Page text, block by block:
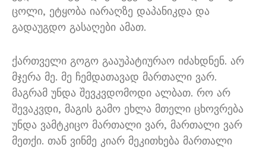
ცოლი, ეტყობა იარაღზე დაპანიკდა და
გადაუგდო გასაღები ამათ.
ქართველი გოგო გააუპატიურაო იძახდნენ. არ
მჯერა მე. მე ჩემდათავად მართალი ვარ.
მაგრამ უნდა შევკვდომოდი ალბათ. რო არ
შევაკვდი, მაგის გამო ეხლა მთელი ცხოვრება
უნდა ვამტკიცო მართალი ვარ, მართალი ვარ
მეთქი. თან ვინმე კიარ მეკითხება მართალი